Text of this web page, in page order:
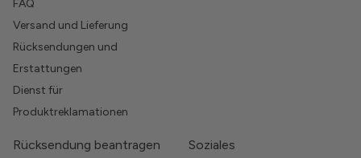
FAQ
Versand und Lieferung
Rücksendungen und
Erstattungen
Dienst für
Produktreklamationen
Rücksendung beantragen Soziales